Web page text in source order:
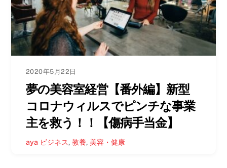
2020年5月22日
夢の美容室経営【番外編】新型
コロナウィルスでピンチな事業
主を救う！！【傷病手当金】
aya ビジネス, 教養, 美容・健康